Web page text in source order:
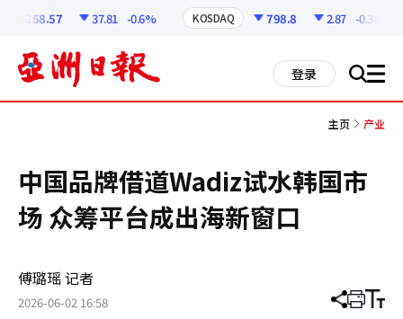
6258.57 37.81 -0.6% KOSDAQ 798.8 2.87 -0.36%
登录 搜 all
主页 产业
中国品牌借道Wadiz试水韩国市
场 众筹平台成出海新窗口
傅璐瑶 记者
2026-06-02 16:58 分 打 调